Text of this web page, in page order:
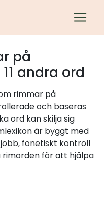
på
andra ord
rimmar på
och baseras
ord kan skilja sig
är byggt med
fonetiskt kontroll
rimorden för att hjälpa